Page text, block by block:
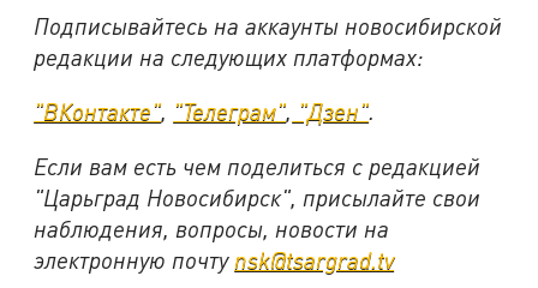
Подписывайтесь на аккаунты новосибирской
редакции на следующих платформах:
"ВКонтакте", "Телеграм", "Дзен".
Если вам есть чем поделиться с редакцией
"Царьград Новосибирск", присылайте свои
наблюдения, вопросы, новости на
электронную почту nsk@tsargrad.tv